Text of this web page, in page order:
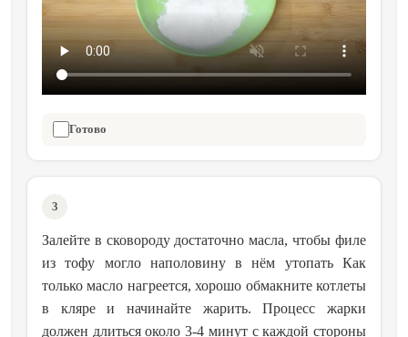
Готово
3
Залейте в сковороду достаточно масла, чтобы филе
из тофу могло наполовину в нём утопать Как
только масло нагреется, хорошо обмакните котлеты
в кляре и начинайте жарить. Процесс жарки
должен длиться около 3-4 минут с каждой стороны